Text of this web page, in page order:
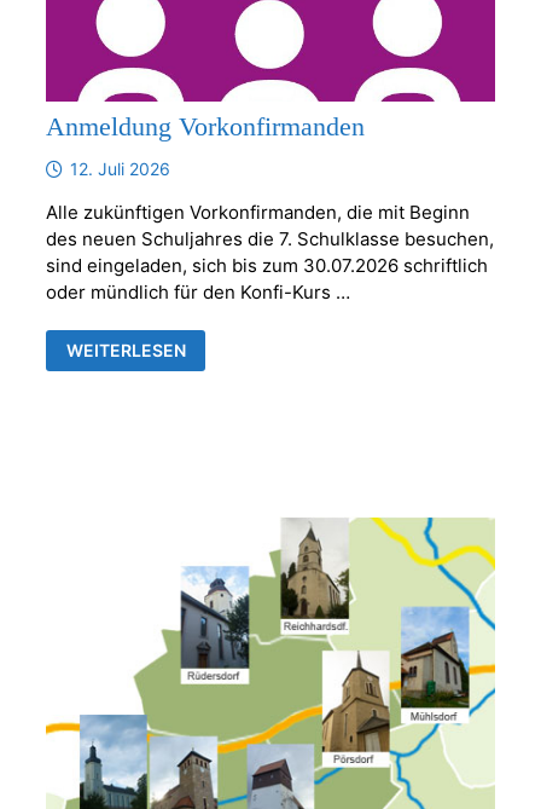
Anmeldung Vorkonfirmanden
12. Juli 2026
Alle zukünftigen Vorkonfirmanden, die mit Beginn
des neuen Schuljahres die 7. Schulklasse besuchen,
sind eingeladen, sich bis zum 30.07.2026 schriftlich
oder mündlich für den Konfi-Kurs …
ANMELDUNG
VORKONFIRMANDEN
WEITERLESEN